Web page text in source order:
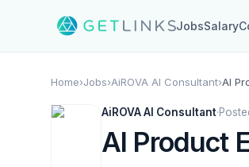
JobsSalary
Home›Jobs›AiROVA AI Consultant›AI
AiROVA AI Consultant·
AI Product